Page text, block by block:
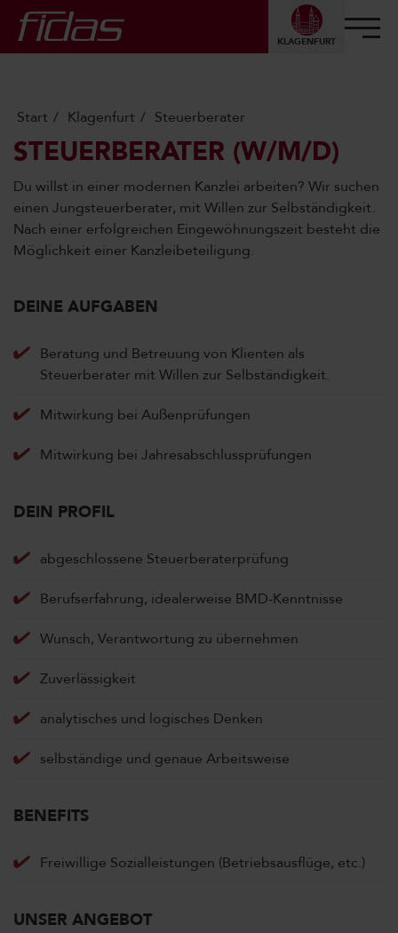
KLAGENFURT
Start Klagenfurt Steuerberater
STEUERBERATER (W/M/D)
Du willst in einer modernen Kanzlei arbeiten? Wir suchen
einen Jungsteuerberater, mit Willen zur Selbständigkeit.
Nach einer erfolgreichen Eingewöhnungszeit besteht die
Möglichkeit einer Kanzleibeteiligung.
DEINE AUFGABEN
Beratung und Betreuung von Klienten als
Steuerberater mit Willen zur Selbständigkeit.
Mitwirkung bei Außenprüfungen
Mitwirkung bei Jahresabschlussprüfungen
DEIN PROFIL
abgeschlossene Steuerberaterprüfung
Berufserfahrung, idealerweise BMD-Kenntnisse
Wunsch, Verantwortung zu übernehmen
Zuverlässigkeit
analytisches und logisches Denken
selbständige und genaue Arbeitsweise
BENEFITS
Freiwillige Sozialleistungen (Betriebsausflüge, etc.)
UNSER ANGEBOT